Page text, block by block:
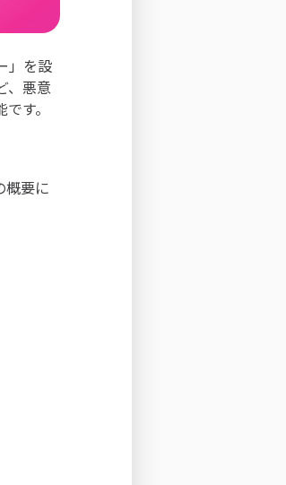
」を設
、悪意
す。
概要に